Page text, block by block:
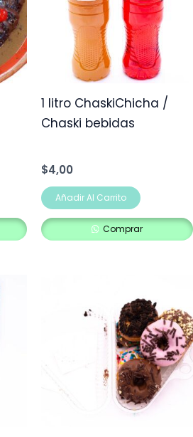
1 litro ChaskiChicha /
Chaski bebidas
$4,00
Añadir Al Carrito
Comprar